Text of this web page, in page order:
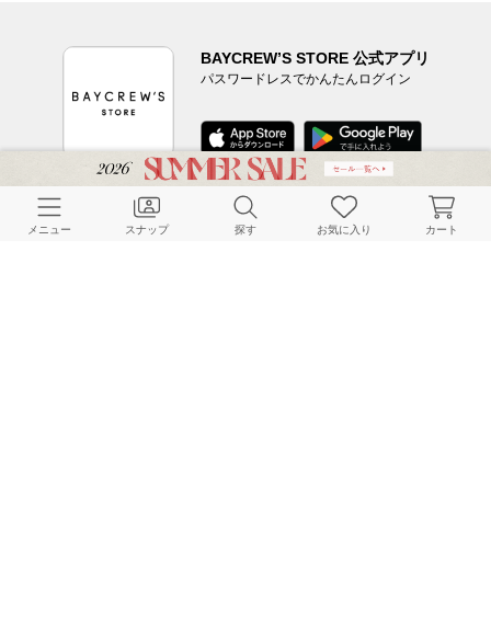
BAYCREW’S STORE 公式アプリ
パスワードレスでかんたんログイン
CUSTOMER SERVICE
メニュー スナップ 探す お気に入り カート